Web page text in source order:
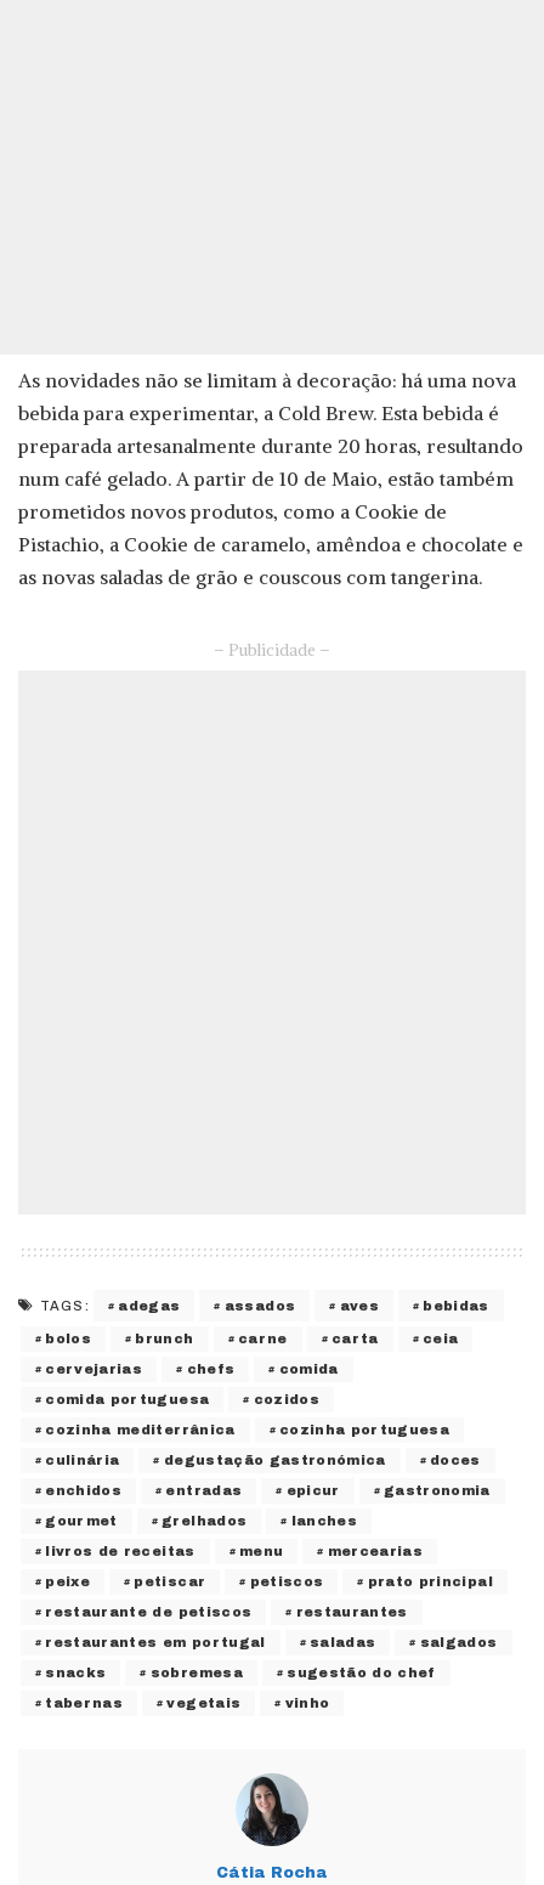
As novidades não se limitam à decoração: há uma nova
bebida para experimentar, a Cold Brew. Esta bebida é
preparada artesanalmente durante 20 horas, resultando
num café gelado. A partir de 10 de Maio, estão também
prometidos novos produtos, como a Cookie de
Pistachio, a Cookie de caramelo, amêndoa e chocolate e
as novas saladas de grão e couscous com tangerina.
– Publicidade –
TAGS: adegas assados aves bebidas
bolos brunch carne carta ceia
cervejarias chefs comida
comida portuguesa cozidos
cozinha mediterrânica cozinha portuguesa
culinária degustação gastronómica doces
enchidos entradas epicur gastronomia
gourmet grelhados lanches
livros de receitas menu mercearias
peixe petiscar petiscos prato principal
restaurante de petiscos restaurantes
restaurantes em portugal saladas salgados
snacks sobremesa sugestão do chef
tabernas vegetais vinho
Cátia Rocha